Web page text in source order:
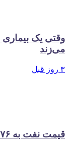
وقتی یک بیماری
می‌زند
۳ روز قبل
قیمت نفت به ۷۶ دلار رسید